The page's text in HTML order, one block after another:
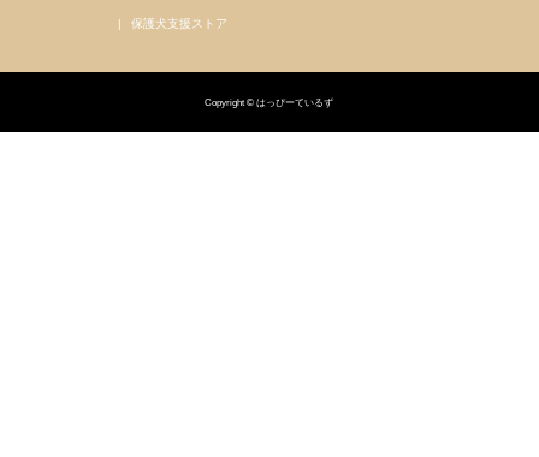
保護犬支援ストア
Copyright © はっぴーているず